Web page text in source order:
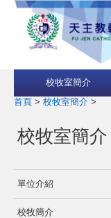
校牧室簡介
首頁 > 校牧室簡介 >
校牧室簡介
單位介紹
校牧簡介